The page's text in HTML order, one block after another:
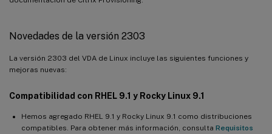
Novedades de la versión 2303
La versión 2303 del VDA de Linux incluye las siguientes funciones y
mejoras nuevas:
Compatibilidad con RHEL 9.1 y Rocky Linux 9.1
Hemos agregado RHEL 9.1 y Rocky Linux 9.1 como distribuciones
compatibles. Para obtener más información, consulta Requisitos